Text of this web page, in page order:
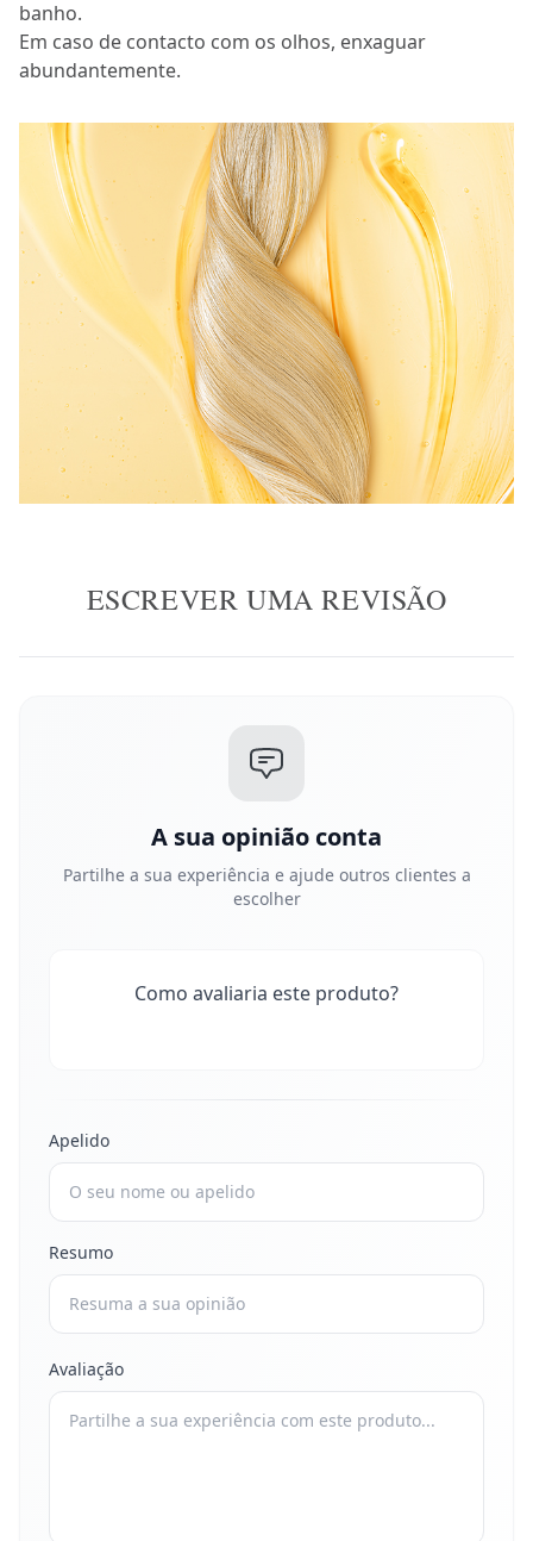
banho.
Em caso de contacto com os olhos, enxaguar
abundantemente.
ESCREVER UMA REVISÃO
A sua opinião conta
Partilhe a sua experiência e ajude outros clientes a
escolher
Como avaliaria este produto?
Apelido
Resumo
Avaliação